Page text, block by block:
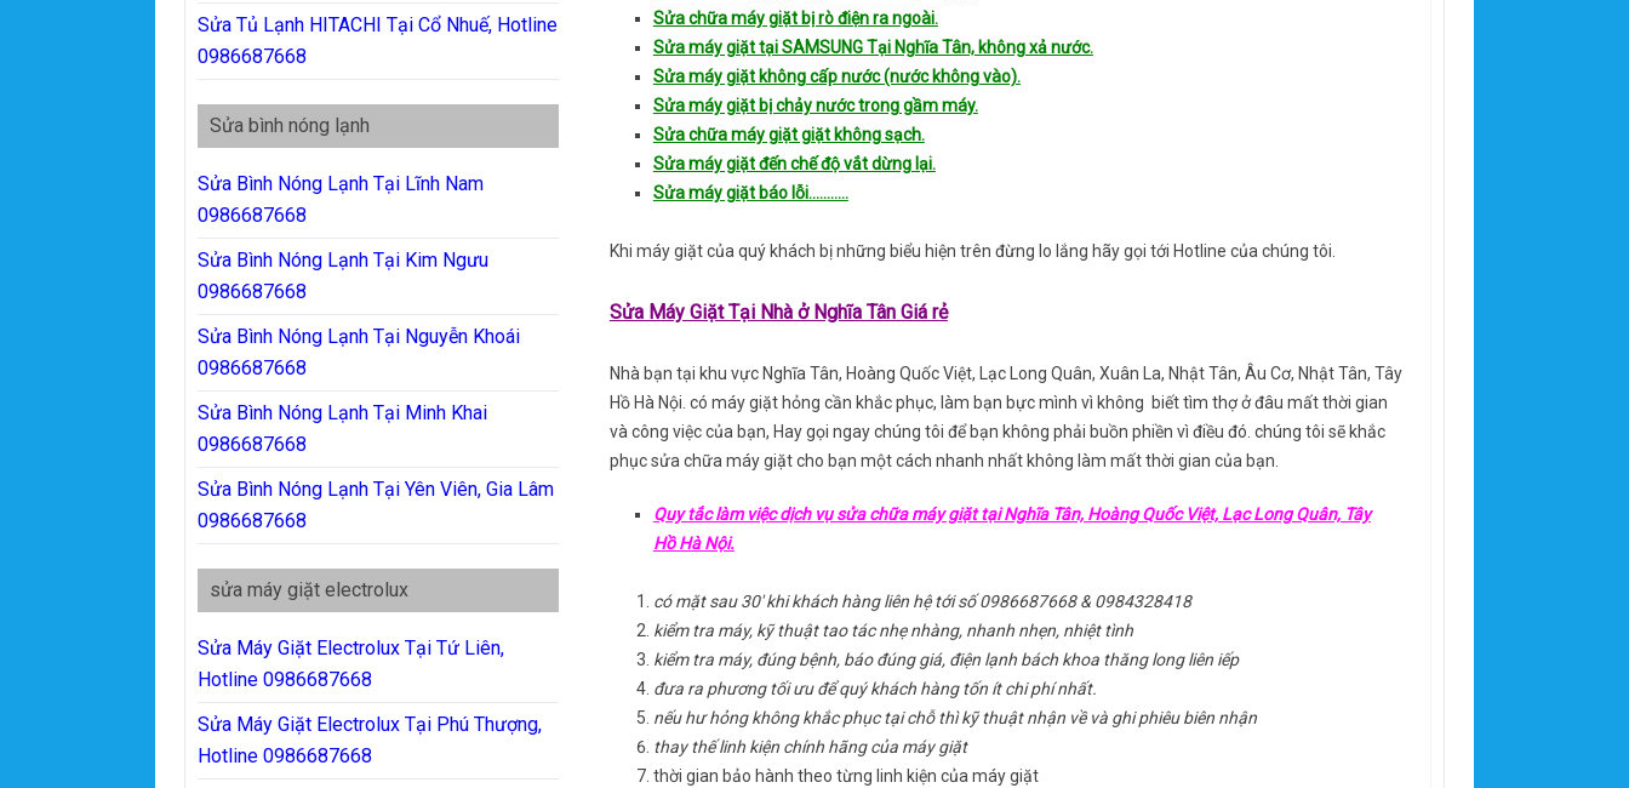
Sửa chữa máy giặt bị rò điện ra ngoài.
Sửa máy giặt tại SAMSUNG Tại Nghĩa Tân, không xả nước.
Sửa máy giặt không cấp nước (nước không vào).
Sửa máy giặt bị chảy nước trong gầm máy.
Sửa chữa máy giặt giặt không sạch.
Sửa máy giặt đến chế độ vắt dừng lại.
Sửa máy giặt báo lỗi………..
Khi máy giặt của quý khách bị những biểu hiện trên đừng lo lắng hãy gọi tới Hotline của chúng tôi.
Sửa Máy Giặt Tại Nhà ở Nghĩa Tân Giá rẻ
Nhà bạn tại khu vực Nghĩa Tân, Hoàng Quốc Việt, Lạc Long Quân, Xuân La, Nhật Tân, Âu Cơ, Nhật Tân, Tây
Hồ Hà Nội. có máy giặt hỏng cần khắc phục, làm bạn bực mình vì không biết tìm thợ ở đâu mất thời gian
và công việc của bạn, Hay gọi ngay chúng tôi để bạn không phải buồn phiền vì điều đó. chúng tôi sẽ khắc
phục sửa chữa máy giặt cho bạn một cách nhanh nhất không làm mất thời gian của bạn.
Quy tắc làm việc dịch vụ sửa chữa máy giặt tại Nghĩa Tân, Hoàng Quốc Việt, Lạc Long Quân, Tây
Hồ Hà Nội.
có mặt sau 30′ khi khách hàng liên hệ tới số 0986687668 & 0984328418
kiểm tra máy, kỹ thuật tao tác nhẹ nhàng, nhanh nhẹn, nhiệt tình
kiểm tra máy, đúng bệnh, báo đúng giá, điện lạnh bách khoa thăng long liên iếp
đưa ra phương tối ưu để quý khách hàng tốn ít chi phí nhất.
nếu hư hỏng không khắc phục tại chỗ thì kỹ thuật nhận về và ghi phiêu biên nhận
thay thế linh kiện chính hãng của máy giặt
thời gian bảo hành theo từng linh kiện của máy giặt
Sửa Tủ Lạnh HITACHI Tại Cổ Nhuế, Hotline
0986687668
Sửa bình nóng lạnh
Sửa Bình Nóng Lạnh Tại Lĩnh Nam
0986687668
Sửa Bình Nóng Lạnh Tại Kim Ngưu
0986687668
Sửa Bình Nóng Lạnh Tại Nguyễn Khoái
0986687668
Sửa Bình Nóng Lạnh Tại Minh Khai
0986687668
Sửa Bình Nóng Lạnh Tại Yên Viên, Gia Lâm
0986687668
sửa máy giặt electrolux
Sửa Máy Giặt Electrolux Tại Tứ Liên,
Hotline 0986687668
Sửa Máy Giặt Electrolux Tại Phú Thượng,
Hotline 0986687668